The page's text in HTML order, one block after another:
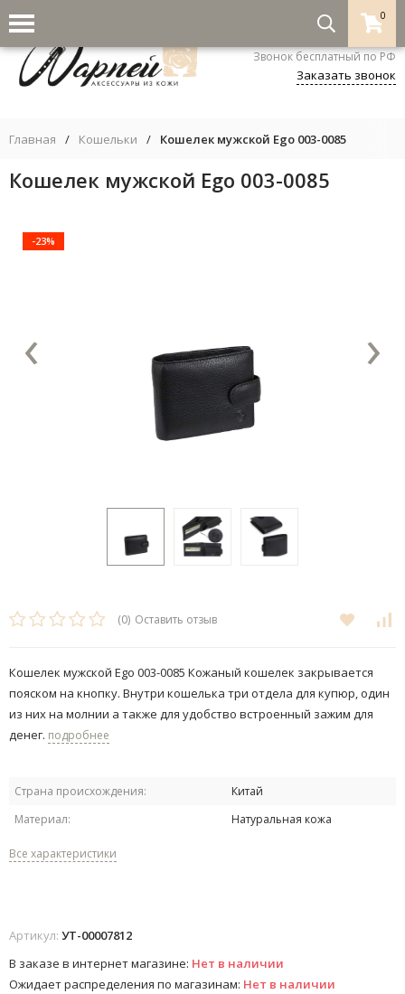
0
8-800-333-5530
Звонок бесплатный по РФ
Заказать звонок
Главная / Кошельки / Кошелек мужской Ego 003-0085
Кошелек мужской Ego 003-0085
-23%
‹ ›
(0) Оставить отзыв
Кошелек мужской Ego 003-0085 ​Кожаный кошелек закрывается
пояском на кнопку. Внутри кошелька три отдела для купюр, один
из них на молнии а также для удобство встроенный зажим для
денег. подробнее
Страна происхождения:
Китай
Материал:
Натуральная кожа
Все характеристики
Артикул: УТ-00007812
В заказе в интернет магазине: Нет в наличии
Ожидает распределения по магазинам: Нет в наличии